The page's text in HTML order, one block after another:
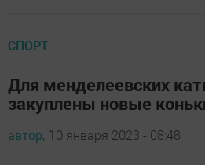
СПОРТ
Для менделеевских
закуплены новые
автор, 10 января 2023 - 08:48